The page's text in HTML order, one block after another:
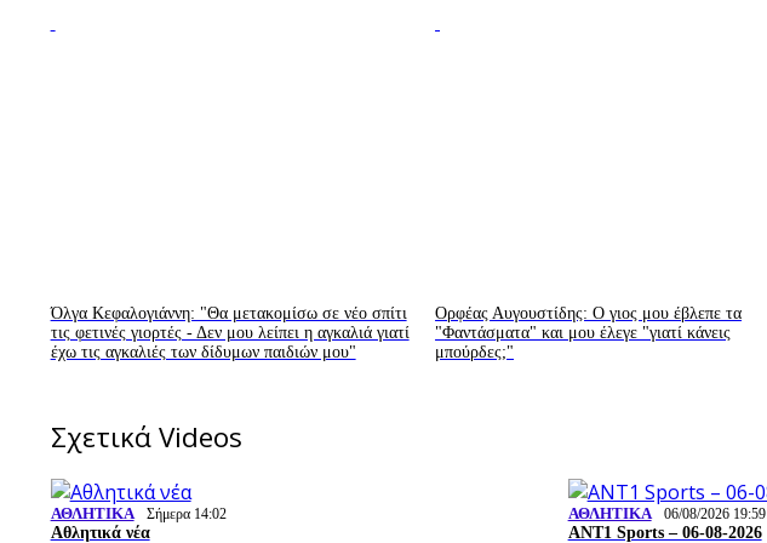
Όλγα Κεφαλογιάννη: "Θα μετακομίσω σε νέο σπίτι
τις φετινές γιορτές - Δεν μου λείπει η αγκαλιά γιατί
έχω τις αγκαλιές των δίδυμων παιδιών μου"
Ορφέας Αυγουστίδης: Ο γιος μου έβλεπε τα
"Φαντάσματα" και μου έλεγε "γιατί κάνεις
μπούρδες;"
Σχετικά Videos
ΑΘΛΗΤΙΚΑ Σήμερα 14:02
Αθλητικά νέα
ΑΘΛΗΤΙΚΑ 06/08/2026 19:59
ΑΝΤ1 Sports – 06-08-2026